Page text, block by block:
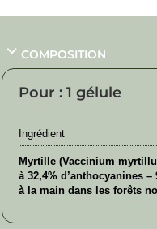
COMPOSITION
Pour : 1 gélule
Ingrédient
Myrtille (Vaccinium
à 32,4% d’anthocyanines
à la main dans les forêts